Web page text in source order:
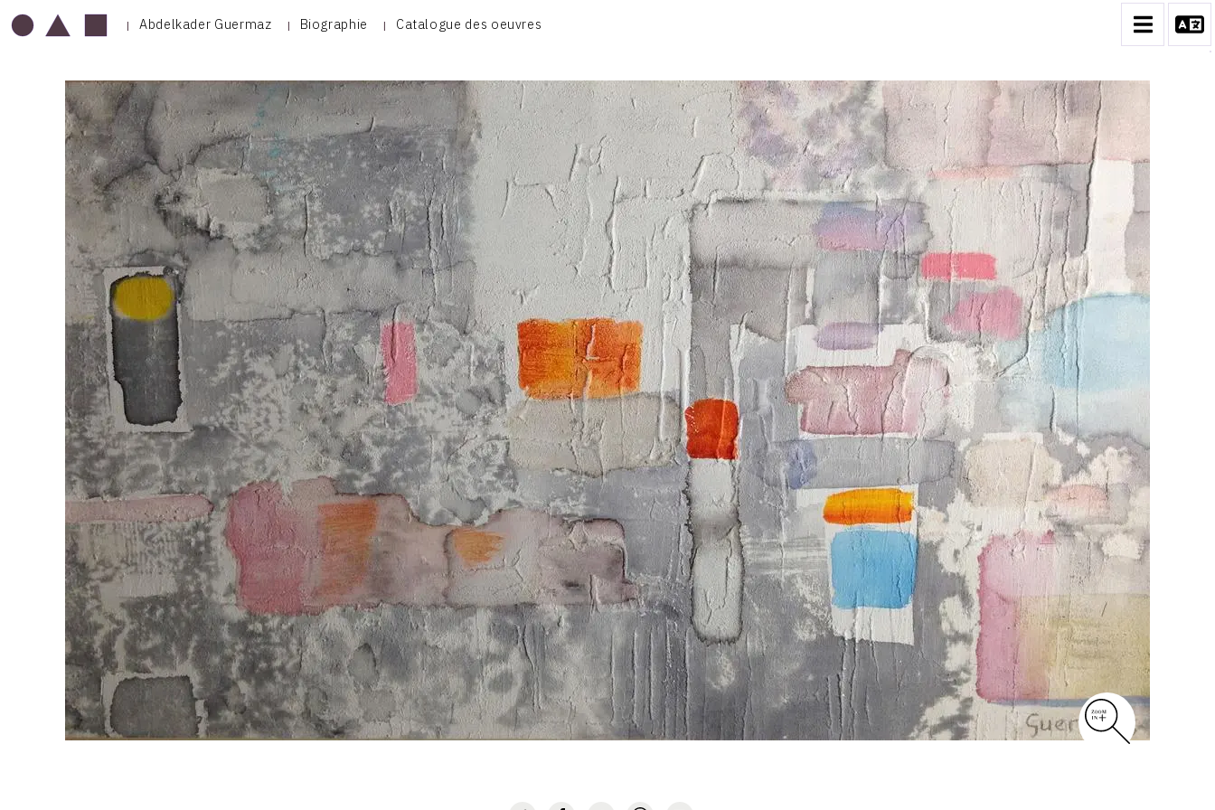
Abdelkader Guermaz Biographie Catalogue des oeuvres
A – RÉALITÉ POÉTIQUE – 1940-1960
C – SILENCE ET LUMIÈRE – 1968-1972
D – PAYSAGISME ABSTRAIT – 1970-1975
E – PAYSAGES SYMBOLIQUES – 1975-1996
DESSINS – GRAVURES – GOUACHES – AQUARELLES
CONTACT